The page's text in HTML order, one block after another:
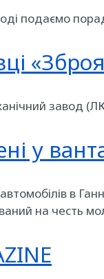
подаємо
завод
у
в
на честь